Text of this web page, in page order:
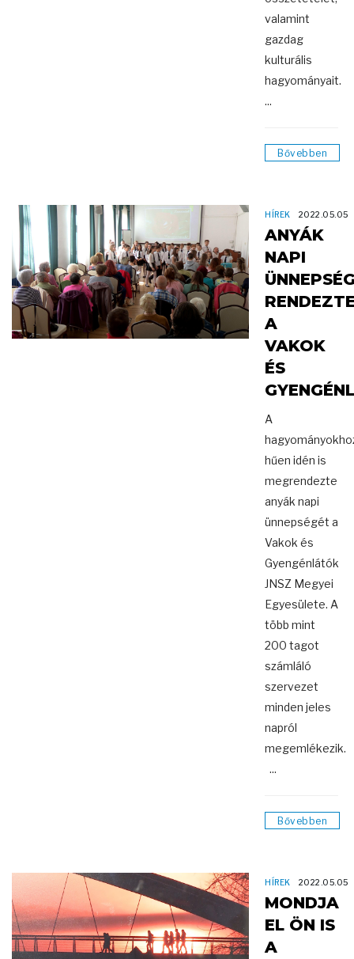
valamint
gazdag
kulturális
hagyományait.
...
Bővebben
HÍREK 2022.05.05
ANYÁK
NAPI
A
VAKOK
ÉS
A
hűen idén is
megrendezte
anyák napi
ünnepségét a
Vakok és
Gyengénlátók
JNSZ Megyei
Egyesülete. A
több mint
200 tagot
számláló
szervezet
minden jeles
napról
megemlékezik.
...
Bővebben
HÍREK 2022.05.05
MONDJA
EL ÖN IS
A